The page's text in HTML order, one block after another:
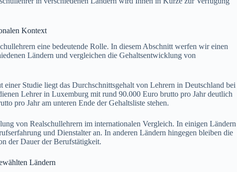
Kontext
eine bedeutende Rolle. In diesem Abschnitt werfen wir einen
Ländern und vergleichen die Gehaltsentwicklung von
Studie liegt das Durchschnittsgehalt von Lehrern in Deutschland bei
Lehrer in Luxemburg mit rund 90.000 Euro brutto pro Jahr deutlich
pro Jahr am unteren Ende der Gehaltsliste stehen.
von Realschullehrern im internationalen Vergleich. In einigen Ländern
und Dienstalter an. In anderen Ländern hingegen bleiben die
der Dauer der Berufstätigkeit.
Ländern